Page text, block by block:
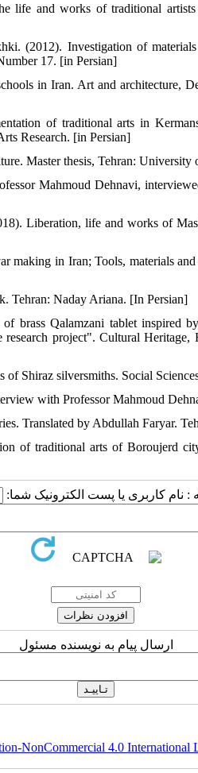
life and works of traditional
(2012). Investigation of
17. [in Persian]
in Iran. Art and architecture,
of traditional arts in
Research. [in Persian]
Master thesis, Tehran: University
Mahmoud Dehnavi,
Liberation, life and works of
making in Iran; Tools, materials
Tehran: Naday Ariana. [In Persian]
brass Qalamzani tablet inspired
project". Cultural Heritage,
Shiraz silversmiths. Social
with Professor Mahmoud
Translated by Abdullah Faryar.
of traditional arts of Boroujerd
: نام کاربری یا پست الکترونیک شما:
ارسال پیام به نویسنده مسئول
NonCommercial 4.0 International